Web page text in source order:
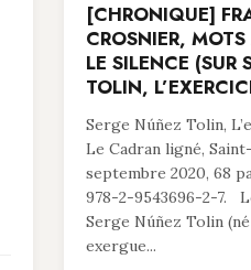
[CHRONIQUE]
CROSNIER,
LE SILENCE (SUR
TOLIN,
Serge Núñez Tolin,
Le Cadran ligné,
septembre 2020, 68
978-2-9543696-2-7.
Serge Núñez Tolin
exergue...